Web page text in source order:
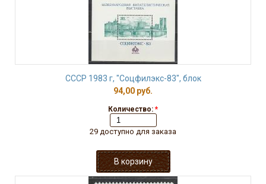
СССР 1983 г, "Соцфилэкс-83", блок
94,00 руб.
Количество: *
29 доступно для заказа